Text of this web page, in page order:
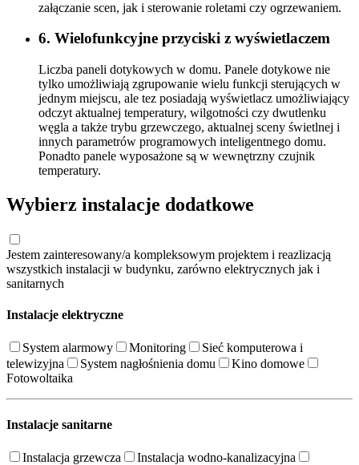
załączanie scen, jak i sterowanie roletami czy ogrzewaniem.
6. Wielofunkcyjne przyciski z wyświetlaczem
Liczba paneli dotykowych w domu. Panele dotykowe nie
tylko umożliwiają zgrupowanie wielu funkcji sterujących w
jednym miejscu, ale tez posiadają wyświetlacz umożliwiający
odczyt aktualnej temperatury, wilgotności czy dwutlenku
węgla a także trybu grzewczego, aktualnej sceny świetlnej i
innych parametrów programowych inteligentnego domu.
Ponadto panele wyposażone są w wewnętrzny czujnik
temperatury.
Wybierz instalacje dodatkowe
Jestem zainteresowany/a kompleksowym projektem i reazlizacją
wszystkich instalacji w budynku, zarówno elektrycznych jak i
sanitarnych
Instalacje elektryczne
System alarmowy Monitoring
Sieć komputerowa i
telewizyjna
System nagłośnienia domu
Kino domowe
Fotowoltaika
Instalacje sanitarne
Instalacja grzewcza
Instalacja wodno-kanalizacyjna